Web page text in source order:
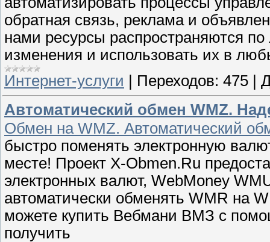
обратная связь, реклама и
нами ресурсы распространяются
изменения и использовать их в
Интернет-услуги
Переходов: 475
Автоматический обмен WMZ.
Обмен на WMZ. Автоматический
быстро поменять электронную
месте! Проект Х-Obmen.Ru
электронных валют, WebMoney
автоматически обменять WMR на
можете купить Вебмани ВМЗ с
получить